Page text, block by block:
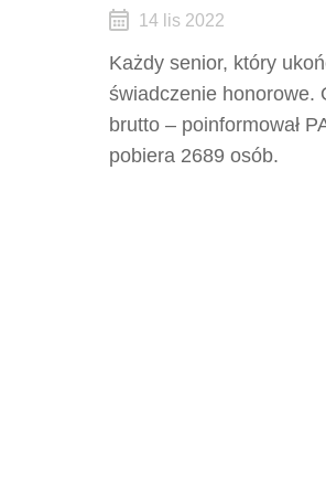
14 lis 2022
Każdy senior, który
świadczenie honorowe.
brutto – poinformował
pobiera 2689 osób.